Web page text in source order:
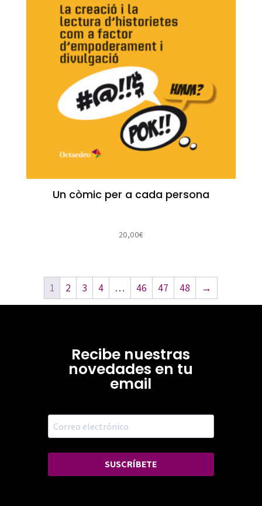
Un còmic per a cada persona
20,00€
1 2 3 4 … 46 47 48 →
Recibe nuestras
novedades en tu
email
SUSCRÍBETE